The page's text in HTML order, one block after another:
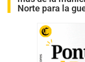
Norte para la